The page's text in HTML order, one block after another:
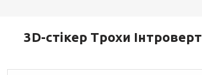
3D-стікер Трохи Інтроверт